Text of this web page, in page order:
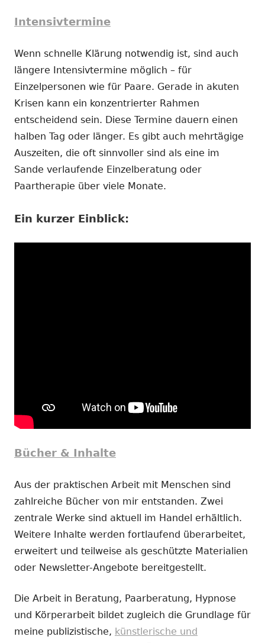
Intensivtermine
Wenn schnelle Klärung notwendig ist, sind auch
längere Intensivtermine möglich – für
Einzelpersonen wie für Paare. Gerade in akuten
Krisen kann ein konzentrierter Rahmen
entscheidend sein. Diese Termine dauern einen
halben Tag oder länger. Es gibt auch mehrtägige
Auszeiten, die oft sinnvoller sind als eine im
Sande verlaufende Einzelberatung oder
Paartherapie über viele Monate.
Ein kurzer Einblick:
Bücher & Inhalte
Aus der praktischen Arbeit mit Menschen sind
zahlreiche Bücher von mir entstanden. Zwei
zentrale Werke sind aktuell im Handel erhältlich.
Weitere Inhalte werden fortlaufend überarbeitet,
erweitert und teilweise als geschützte Materialien
oder Newsletter-Angebote bereitgestellt.
Die Arbeit in Beratung, Paarberatung, Hypnose
und Körperarbeit bildet zugleich die Grundlage für
meine publizistische, künstlerische und